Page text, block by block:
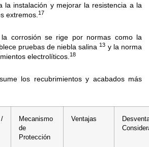
la instalación y mejorar la resistencia a la
extremos. 17
corrosión se rige por normas como la
pruebas de niebla salina13 y la norma
electrolíticos. 18
los recubrimientos y acabados más
/
Mecanismo
de
Protección
Ventajas